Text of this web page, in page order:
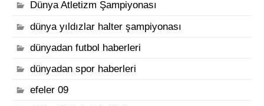
Dünya Atletizm Şampiyonası
dünya yıldızlar halter şampiyonası
dünyadan futbol haberleri
dünyadan spor haberleri
efeler 09